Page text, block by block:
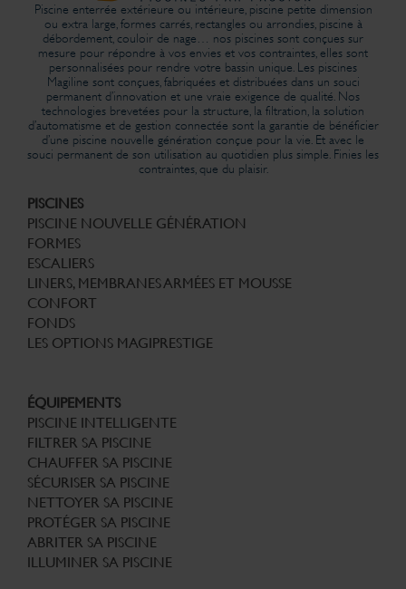
Piscine enterrée extérieure ou intérieure, piscine petite dimension
ou extra large, formes carrés, rectangles ou arrondies, piscine à
débordement, couloir de nage… nos piscines sont conçues sur
mesure pour répondre à vos envies et vos contraintes, elles sont
personnalisées pour rendre votre bassin unique. Les piscines
Magiline sont conçues, fabriquées et distribuées dans un souci
permanent d’innovation et une vraie exigence de qualité. Nos
technologies brevetées pour la structure, la filtration, la solution
d’automatisme et de gestion connectée sont la garantie de bénéficier
d’une piscine nouvelle génération conçue pour la vie. Et avec le
souci permanent de son utilisation au quotidien plus simple. Finies les
contraintes, que du plaisir.
PISCINES
PISCINE NOUVELLE GÉNÉRATION
FORMES
ESCALIERS
LINERS, MEMBRANES ARMÉES ET MOUSSE
CONFORT
FONDS
LES OPTIONS MAGIPRESTIGE
ÉQUIPEMENTS
PISCINE INTELLIGENTE
FILTRER SA PISCINE
CHAUFFER SA PISCINE
SÉCURISER SA PISCINE
NETTOYER SA PISCINE
PROTÉGER SA PISCINE
ABRITER SA PISCINE
ILLUMINER SA PISCINE